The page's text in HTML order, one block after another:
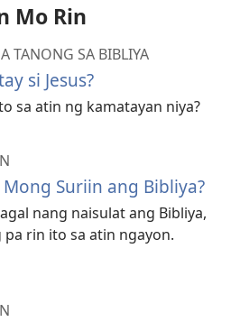
Mo Rin
TANONG SA BIBLIYA
si Jesus?
sa atin ng kamatayan niya?
Suriin ang Bibliya?
nang naisulat ang Bibliya,
rin ito sa atin ngayon.